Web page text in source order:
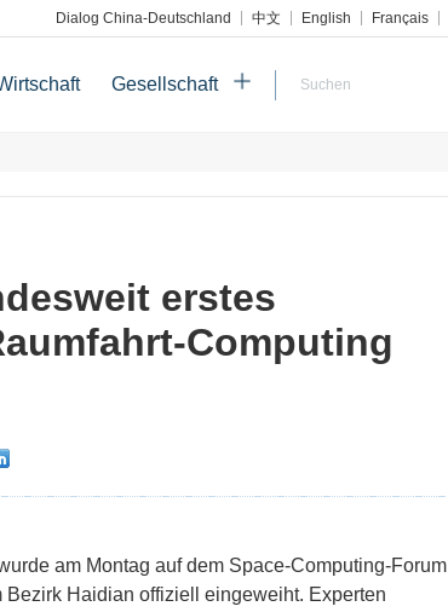
Dialog China-Deutschland 中文 English Français
Gesellschaft
erstes
Computing
am Montag auf dem Space-Computing-Forum
Haidian offiziell eingeweiht. Experten